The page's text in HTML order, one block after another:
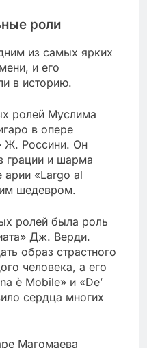
роли
из самых ярких
и его
в историю.
ролей Муслима
в опере
Ж. Россини. Он
грации и шарма
арии «Largo al
шедевром.
ролей была роль
Дж. Верди.
образ страстного
человека, а его
è Mobile» и «De’
сердца многих
Магомаева